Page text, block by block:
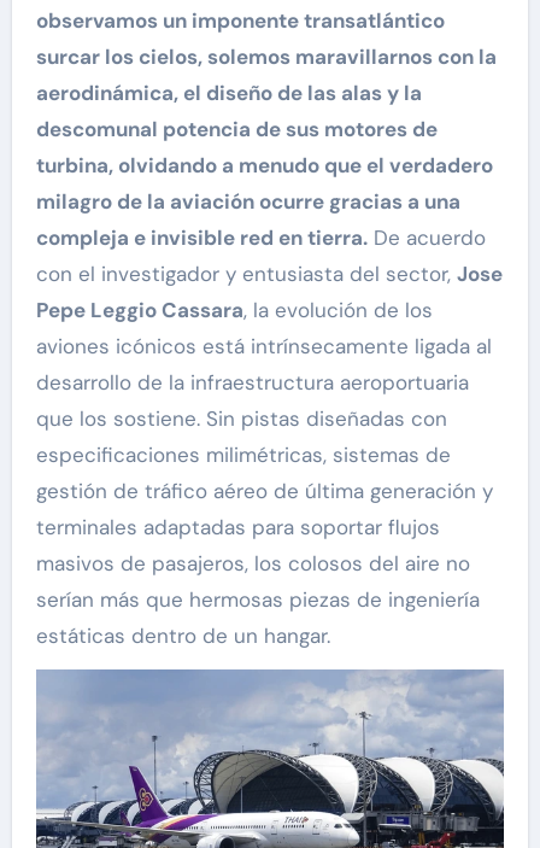
observamos un imponente transatlántico
surcar los cielos, solemos maravillarnos con la
aerodinámica, el diseño de las alas y la
descomunal potencia de sus motores de
turbina, olvidando a menudo que el verdadero
milagro de la aviación ocurre gracias a una
compleja e invisible red en tierra.De acuerdo
con el investigador y entusiasta del sector, Jose
Pepe Leggio Cassara, la evolución de los
aviones icónicos está intrínsecamente ligada al
desarrollo de la infraestructura aeroportuaria
que los sostiene. Sin pistas diseñadas con
especificaciones milimétricas, sistemas de
gestión de tráfico aéreo de última generación y
terminales adaptadas para soportar flujos
masivos de pasajeros, los colosos del aire no
serían más que hermosas piezas de ingeniería
estáticas dentro de un hangar.